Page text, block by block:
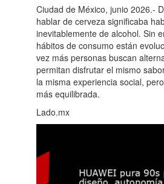
Ciudad de México, junio 2026.-
hablar de cerveza significaba
inevitablemente de alcohol. Sin
hábitos de consumo están
vez más personas buscan
permitan disfrutar el mismo
la misma experiencia social,
más equilibrada.
Lado.mx